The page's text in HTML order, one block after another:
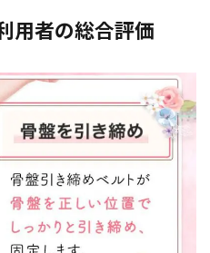
用者の総合評価